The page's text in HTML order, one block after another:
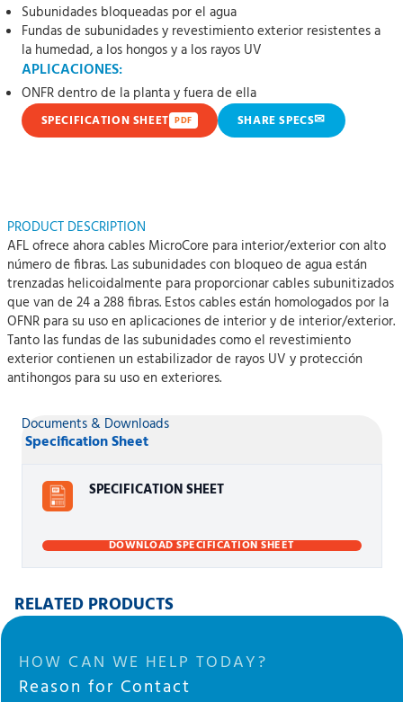
Subunidades bloqueadas por el agua
Fundas de subunidades y revestimiento exterior resistentes a
la humedad, a los hongos y a los rayos UV
APLICACIONES:
ONFR dentro de la planta y fuera de ella
SPECIFICATION SHEET PDF SHARE SPECS✉
PRODUCT DESCRIPTION
AFL ofrece ahora cables MicroCore para interior/exterior con alto
número de fibras. Las subunidades con bloqueo de agua están
trenzadas helicoidalmente para proporcionar cables subunitizados
que van de 24 a 288 fibras. Estos cables están homologados por la
OFNR para su uso en aplicaciones de interior y de interior/exterior.
Tanto las fundas de las subunidades como el revestimiento
exterior contienen un estabilizador de rayos UV y protección
antihongos para su uso en exteriores.
Documents & Downloads
Specification Sheet
SPECIFICATION SHEET
DOWNLOAD SPECIFICATION SHEET
RELATED PRODUCTS
HOW CAN WE HELP TODAY?
Reason for Contact